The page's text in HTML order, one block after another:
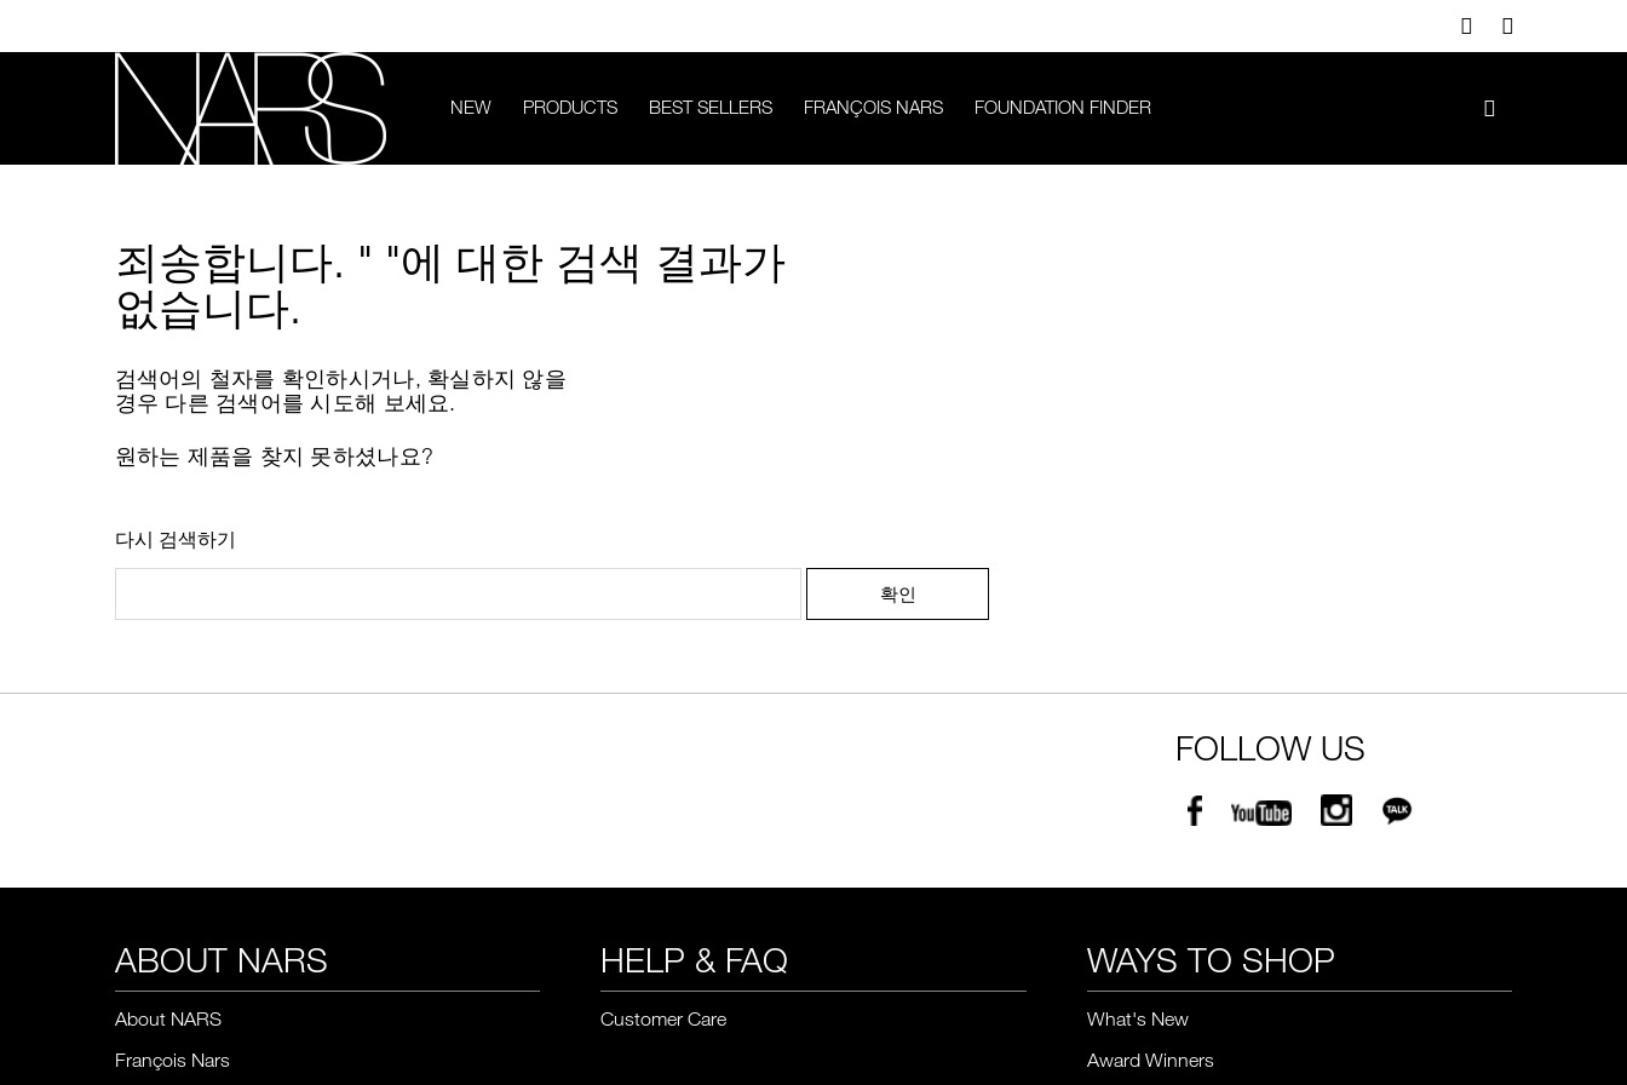
main
NEW PRODUCTS BEST SELLERS FRANÇOIS NARS FOUNDATION FINDER
죄송합니다. " "에 대한 검색 결과가
없습니다.
검색어의 철자를 확인하시거나, 확실하지 않을
경우 다른 검색어를 시도해 보세요.
원하는 제품을 찾지 못하셨나요?
다시 검색하기
확인
FOLLOW US
ABOUT NARS
About NARS
François Nars
HELP & FAQ
Customer Care
WAYS TO SHOP
What's New
Award Winners